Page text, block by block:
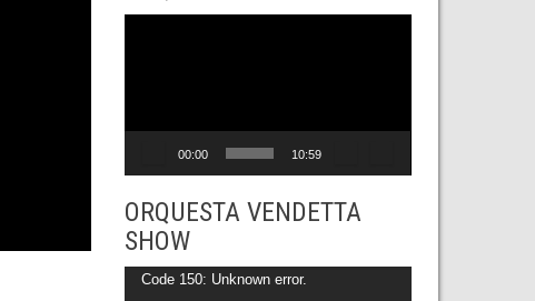
00:00 10:59
ORQUESTA VENDETTA
SHOW
Reproductor
Code 150: Unknown error.